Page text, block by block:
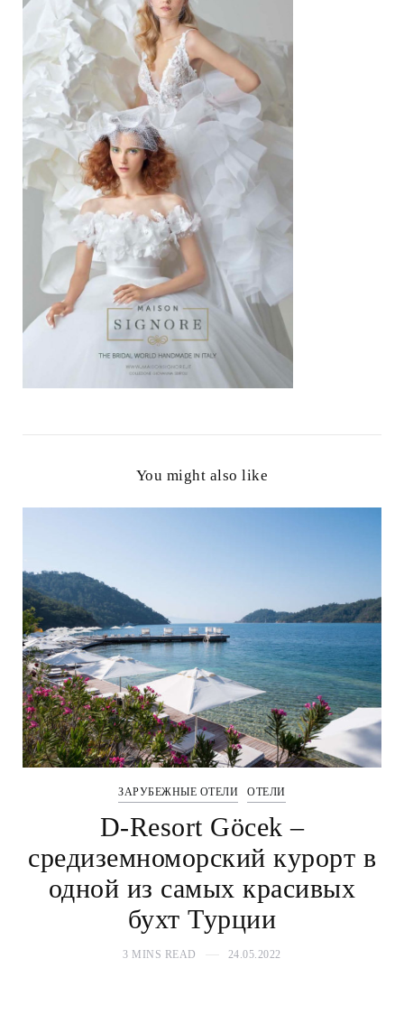
You might also like
ЗАРУБЕЖНЫЕ ОТЕЛИ ОТЕЛИ
D-Resort Göcek –
средиземноморский курорт в
одной из самых красивых
бухт Турции
3 MINS READ 24.05.2022